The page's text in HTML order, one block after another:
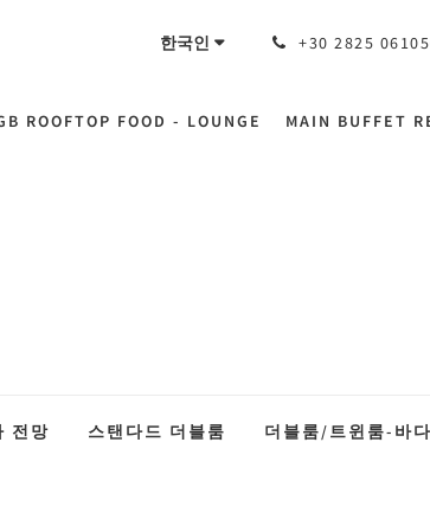
한국인 +30 2825
ROOFTOP FOOD - LOUNGE MAIN BUFFET
전망 스탠다드 더블룸 더블룸/트윈룸-바